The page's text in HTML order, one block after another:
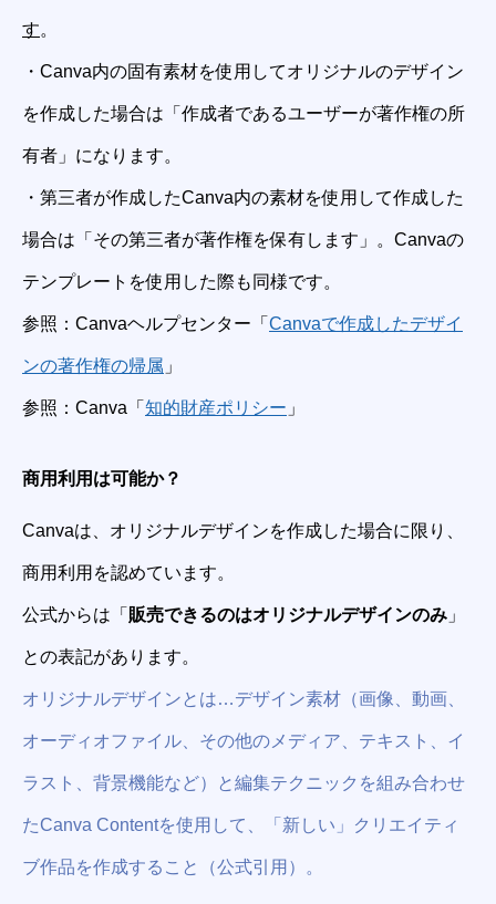
す。
・Canva内の固有素材を使用してオリジナルのデザイン
を作成した場合は「作成者であるユーザーが著作権の所
有者」になります。
・第三者が作成したCanva内の素材を使用して作成した
場合は「その第三者が著作権を保有します」。Canvaの
テンプレートを使用した際も同様です。
参照：Canvaヘルプセンター「 Canvaで作成したデザイ
ンの著作権の帰属 」
参照：Canva「 知的財産ポリシー 」
商用利用は可能か？
Canvaは、オリジナルデザインを作成した場合に限り、
商用利用を認めています。
公式からは「 販売できるのはオリジナルデザインのみ 」
との表記があります。
オリジナルデザインとは…デザイン素材（画像、動画、
オーディオファイル、その他のメディア、テキスト、イ
ラスト、背景機能など）と編集テクニックを組み合わせ
たCanva Contentを使用して、「新しい」クリエイティ
ブ作品を作成すること（公式引用）。